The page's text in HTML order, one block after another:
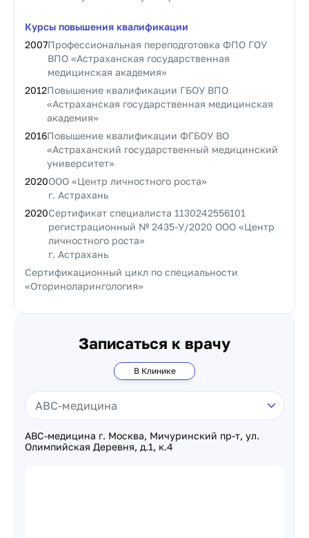
Курсы повышения квалификации
2007Профессиональная переподготовка ФПО ГОУ
ВПО «Астраханская государственная
медицинская академия»
2012Повышение квалификации ГБОУ ВПО
«Астраханская государственная медицинская
академия»
2016Повышение квалификации ФГБОУ ВО
«Астраханский государственный медицинский
университет»
2020ООО «Центр личностного роста»
г. Астрахань
2020Сертификат специалиста 1130242556101
регистрационный № 2435-У/2020 ООО «Центр
личностного роста»
г. Астрахань
Сертификационный цикл по специальности
«Оториноларингология»
Записаться к врачу
В Клинике
ABC-медицина г. Москва, Мичуринский пр-т, ул.
Олимпийская Деревня, д.1, к.4